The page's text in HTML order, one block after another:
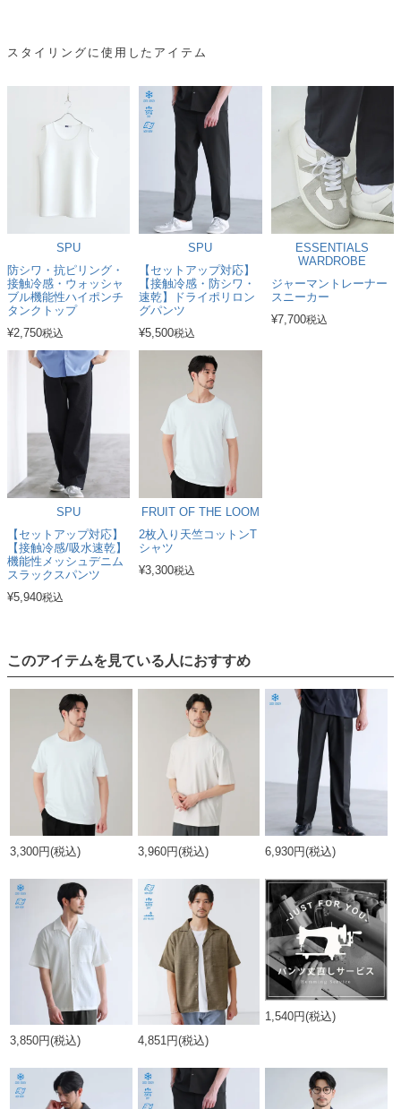
スタイリングに使用したアイテム
SPU
防シワ・抗ピリング・
接触冷感・ウォッシャ
ブル機能性ハイポンチ
タンクトップ
¥2,750税込
SPU
【セットアップ対応】
【接触冷感・防シワ・
速乾】ドライポリロン
グパンツ
¥5,500税込
ESSENTIALS
WARDROBE
ジャーマントレーナー
スニーカー
¥7,700税込
SPU
【セットアップ対応】
【接触冷感/吸水速乾】
機能性メッシュデニム
スラックスパンツ
¥5,940税込
FRUIT OF THE LOOM
2枚入り天竺コットンT
シャツ
¥3,300税込
このアイテムを見ている人におすすめ
3,300円(税込) 3,960円(税込) 6,930円(税込)
3,850円(税込) 4,851円(税込)
1,540円(税込)